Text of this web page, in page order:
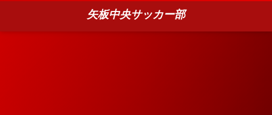
矢板中央サッカー部